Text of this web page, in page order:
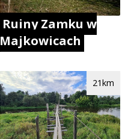
Ruiny Zamku w
Majkowicach
21km